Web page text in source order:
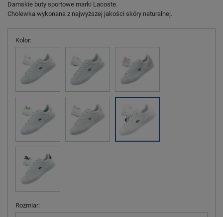
Damskie buty sportowe marki Lacoste.
Cholewka wykonana z najwyższej jakości skóry naturalnej.
Kolor
Rozmiar